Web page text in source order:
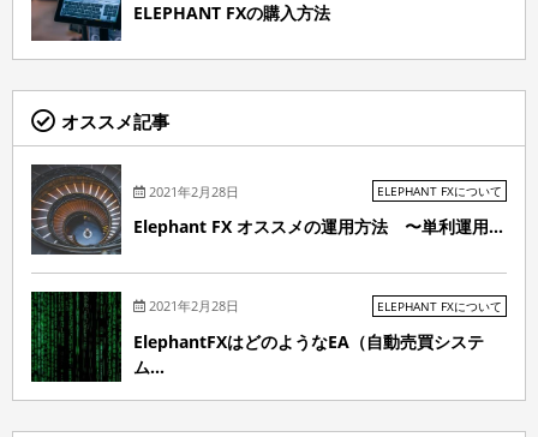
ELEPHANT FXの購入方法
オススメ記事
2021年2月28日 ELEPHANT FXについて
Elephant FX オススメの運用方法 〜単利運用...
2021年2月28日 ELEPHANT FXについて
ElephantFXはどのようなEA（自動売買システ
ム...